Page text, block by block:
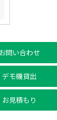
お問い合わせ
デモ機貸出
お見積もり